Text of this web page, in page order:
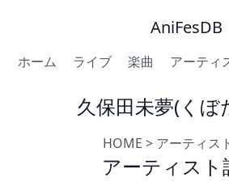
AniFesDB
ホーム ライブ 楽曲 アーティ
久保田未夢(くぼ
HOME > アーティス
アーティスト